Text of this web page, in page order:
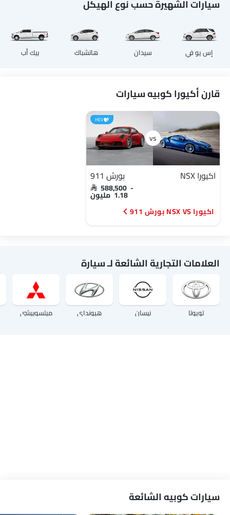
سيارات الشهيرة حسب نوع الهيكل
إس يو في سيدان هاتشباك بيك أب
قارن أكيورا كوبيه سيارات
اكيورا NSX
HEV
بورش 911
SAR 588,500 -
1.18 مليون
اكيورا NSX VS بورش 911
العلامات التجارية الشائعة لـ سيارة
تويوتا نيسان هيونداي ميتسوبيشي
سيارات كوبيه الشائعة